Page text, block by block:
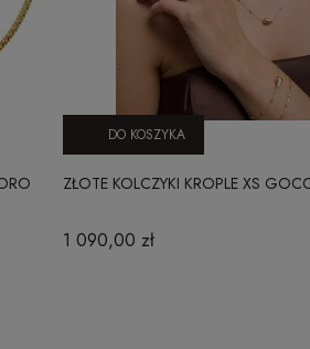
ZŁOTE KOLCZYKI KROPLE XS
1 090,00 zł
DO KOSZYKA